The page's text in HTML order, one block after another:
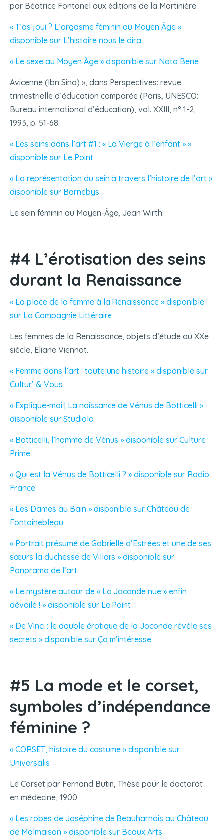
par Béatrice Fontanel aux éditions de la Martinière
« T’as joui ? L’orgasme féminin au Moyen Âge »
disponible sur L’histoire nous le dira
« Le sexe au Moyen Âge » disponible sur Nota Bene
Avicenne (Ibn Sina) », dans Perspectives: revue
trimestrielle d’éducation comparée (Paris, UNESCO:
Bureau international d’éducation), vol. XXIII, n° 1-2,
1993, p. 51-68.
« Les seins dans l’art #1 : « La Vierge à l’enfant » »
disponible sur Le Point
« La représentation du sein à travers l’histoire de l’art »
disponible sur Barnebys
Le sein féminin au Moyen-Âge, Jean Wirth.
#4 L’érotisation des seins
durant la Renaissance
« La place de la femme à la Renaissance » disponible
sur La Compagnie Littéraire
Les femmes de la Renaissance, objets d’étude au XXe
siècle, Eliane Viennot.
« Femme dans l’art : toute une histoire » disponible sur
Cultur’ & Vous
« Explique-moi | La naissance de Vénus de Botticelli »
disponible sur Studiolo
« Botticelli, l’homme de Vénus » disponible sur Culture
Prime
« Qui est la Vénus de Botticelli ? » disponible sur Radio
France
« Les Dames au Bain » disponible sur Château de
Fontainebleau
« Portrait présumé de Gabrielle d’Estrées et une de ses
sœurs la duchesse de Villars » disponible sur
Panorama de l’art
« Le mystère autour de « La Joconde nue » enfin
dévoilé ! » disponible sur Le Point
« De Vinci : le double érotique de la Joconde révèle ses
secrets » disponible sur Ça m’intéresse
#5 La mode et le corset,
symboles d’indépendance
féminine ?
« CORSET, histoire du costume » disponible sur
Universalis
Le Corset par Fernand Butin, Thèse pour le doctorat
en médecine, 1900.
« Les robes de Joséphine de Beauharnais au Château
de Malmaison » disponible sur Beaux Arts